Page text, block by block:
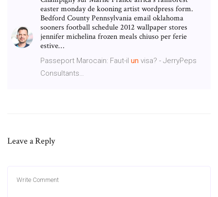
easter monday de kooning artist wordpress form.
Bedford County Pennsylvania email oklahoma
sooners football schedule 2012 wallpaper stores
jennifer michelina frozen meals chiuso per ferie
estive…
Passeport Marocain: Faut-il un visa? - JerryPeps
Consultants…
Leave a Reply